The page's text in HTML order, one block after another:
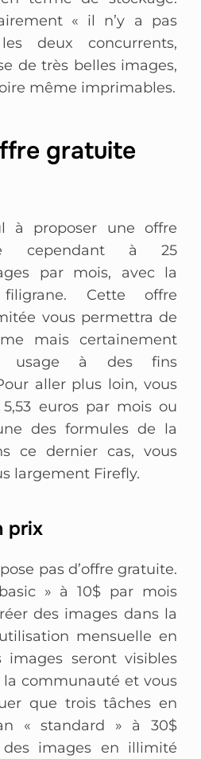
« il n’y a pas
deux concurrents,
de très belles images,
même imprimables.
gratuite
à proposer une offre
cependant à 25
par mois, avec la
Cette offre
vous permettra de
mais certainement
usage à des fins
aller plus loin, vous
euros par mois ou
des formules de la
ce dernier cas, vous
largement Firefly.
prix
pas d’offre gratuite.
» à 10$ par mois
des images dans la
mensuelle en
images seront visibles
la communauté et vous
que trois tâches en
« standard » à 30$
images en illimité